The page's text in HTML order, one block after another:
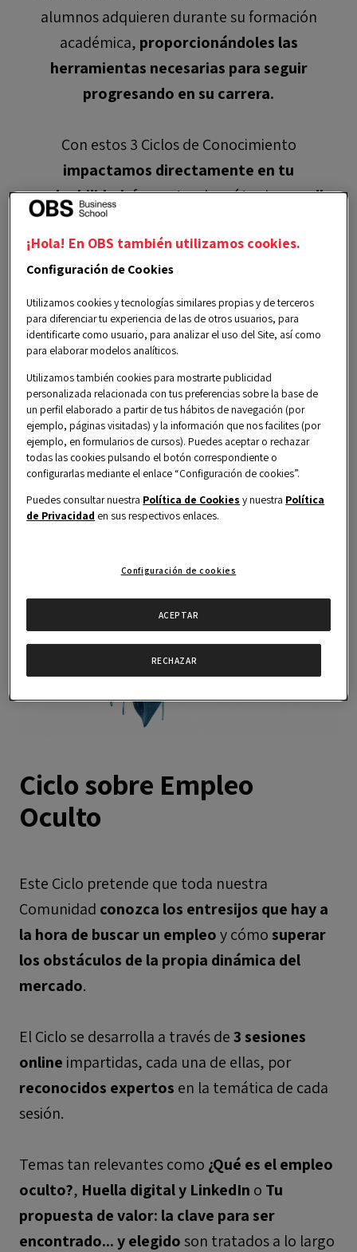
alumnos adquieren durante su formación
académica, proporcionándoles las
herramientas necesarias para seguir
progresando en su carrera.
Con estos 3 Ciclos de Conocimiento
impactamos directamente en tu
empleabilidad, fomentando así tu desarrollo
profesional
contenidos específicos quete dotan de las
habilidades necesarias para destacar por
encima de tu competenciaen el mercado
laboral.
Ciclo sobre Empleo
Oculto
Este Ciclo pretende que toda nuestra
Comunidad conozca los entresijos que hay a
la hora de buscar un empleoy cómosuperar
los obstáculos de la propia dinámica del
mercado.
El Ciclo se desarrolla a través de3 sesiones
online impartidas, cada una de ellas, por
reconocidos expertos en la temática de cada
sesión.
Temas tan relevantes como ¿Qué es el empleo
oculto?, Huella digital y LinkedIn o Tu
propuesta de valor: la clave para ser
encontrado... y elegidoson tratados a lo largo
¡Hola! En OBS también utilizamos cookies.
Configuración de Cookies
Utilizamos cookies y tecnologías similares propias y de terceros
para diferenciar tu experiencia de las de otros usuarios, para
identificarte como usuario, para analizar el uso del Site, así como
para elaborar modelos analíticos.
Utilizamos también cookies para mostrarte publicidad
personalizada relacionada con tus preferencias sobre la base de
un perfil elaborado a partir de tus hábitos de navegación (por
ejemplo, páginas visitadas) y la información que nos facilites (por
ejemplo, en formularios de cursos). Puedes aceptar o rechazar
todas las cookies pulsando el botón correspondiente o
configurarlas mediante el enlace “Configuración de cookies”.
Puedes consultar nuestra Política de Cookies y nuestra Política
de Privacidad en sus respectivos enlaces.
Configuración de cookies
RECHAZAR
ACEPTAR